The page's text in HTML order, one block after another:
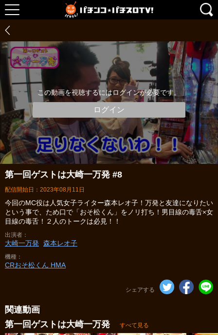
この動画を視聴するにはログインが必要です。
ログイン
第一回ゲストは大崎一万発 #8
配信開始日：2023年08月11日
今回のMC役は人気女子ライター森本レオ子！万発と友達になりたい
という事で、ため口で「おそ松くん」をノリ打ち！男目線の毒舌×女
目線の毒舌！２人のトークは必見！！
出演者
大崎一万発 森本レオ子
機種
CRおそ松くん HMA
シェアする
関連動画
第一回ゲストは大崎一万発
すべて見る